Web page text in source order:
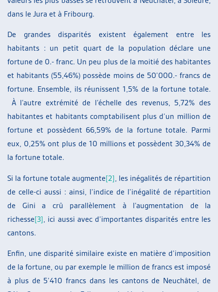
dans le Jura et à Fribourg.
De grandes disparités existent également entre les
habitants : un petit quart de la population déclare une
fortune de 0.- franc. Un peu plus de la moitié des habitantes
et habitants (55,46%) possède moins de 50’000.- francs de
fortune. Ensemble, ils réunissent 1,5% de la fortune totale.
À l’autre extrémité de l’échelle des revenus, 5,72% des
habitantes et habitants comptabilisent plus d’un million de
fortune et possèdent 66,59% de la fortune totale. Parmi
eux, 0,25% ont plus de 10 millions et possèdent 30,34% de
la fortune totale.
Si la fortune totale augmente[2] , les inégalités de répartition
de celle-ci aussi : ainsi, l’indice de l’inégalité de répartition
de Gini a crû parallèlement à l’augmentation de la
richesse[3] , ici aussi avec d’importantes disparités entre les
cantons.
Enfin, une disparité similaire existe en matière d’imposition
de la fortune, ou par exemple le million de francs est imposé
à plus de 5’410 francs dans les cantons de Neuchâtel, de